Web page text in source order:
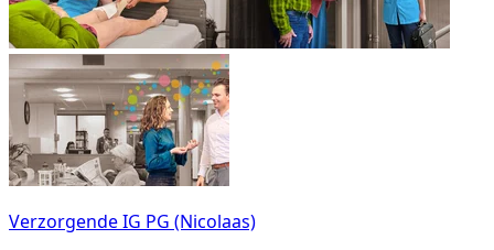
Verzorgende IG PG (Nicolaas)